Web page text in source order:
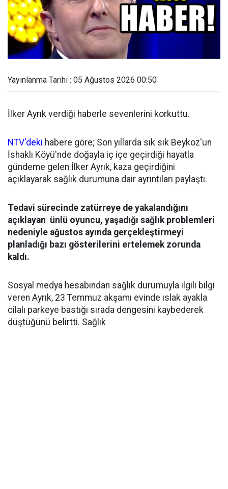
Yayınlanma Tarihi : 05 Ağustos 2026 00:50
İlker Ayrık verdiği haberle sevenlerini korkuttu.
NTV'deki habere göre; Son yıllarda sık sık Beykoz'un
İshaklı Köyü'nde doğayla iç içe geçirdiği hayatla
gündeme gelen İlker Ayrık, kaza geçirdiğini
açıklayarak sağlık durumuna dair ayrıntıları paylaştı.
Tedavi sürecinde zatürreye de yakalandığını
açıklayan ünlü oyuncu, yaşadığı sağlık problemleri
nedeniyle ağustos ayında gerçekleştirmeyi
planladığı bazı gösterilerini ertelemek zorunda
kaldı.
Sosyal medya hesabından sağlık durumuyla ilgili bilgi
veren Ayrık, 23 Temmuz akşamı evinde ıslak ayakla
cilalı parkeye bastığı sırada dengesini kaybederek
düştüğünü belirtti. Sağlık